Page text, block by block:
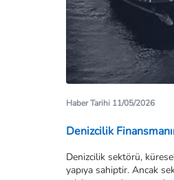
Haber Tarihi 11/05/2026
Denizcilik
Denizcilik sektörü,
yapıya sahiptir. Ancak